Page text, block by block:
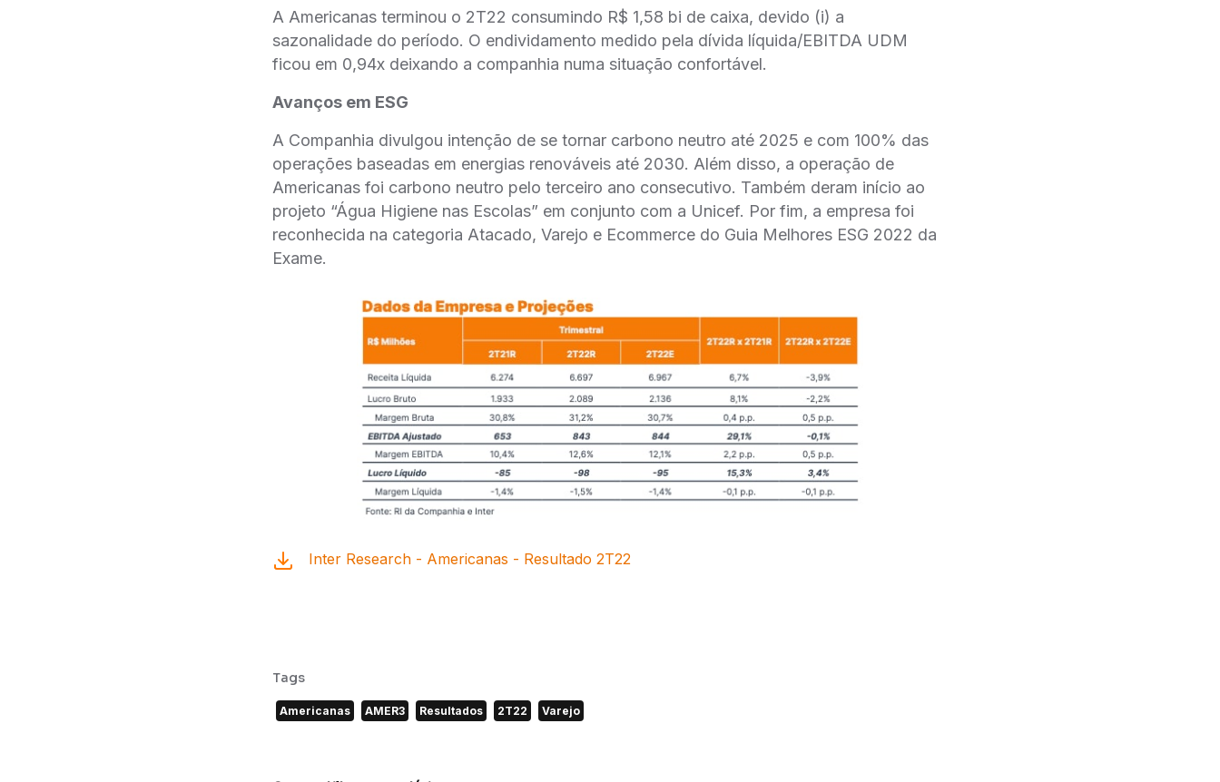
A Americanas terminou o 2T22 consumindo R$ 1,58 bi de caixa, devido (i) a
sazonalidade do período. O endividamento medido pela dívida líquida/EBITDA UDM
ficou em 0,94x deixando a companhia numa situação confortável.
Avanços em ESG
A Companhia divulgou intenção de se tornar carbono neutro até 2025 e com 100% das
operações baseadas em energias renováveis até 2030. Além disso, a operação de
Americanas foi carbono neutro pelo terceiro ano consecutivo. Também deram início ao
projeto “Água Higiene nas Escolas” em conjunto com a Unicef. Por fim, a empresa foi
reconhecida na categoria Atacado, Varejo e Ecommerce do Guia Melhores ESG 2022 da
Exame.
Inter Research - Americanas - Resultado 2T22
Tags
Americanas AMER3 Resultados 2T22 Varejo